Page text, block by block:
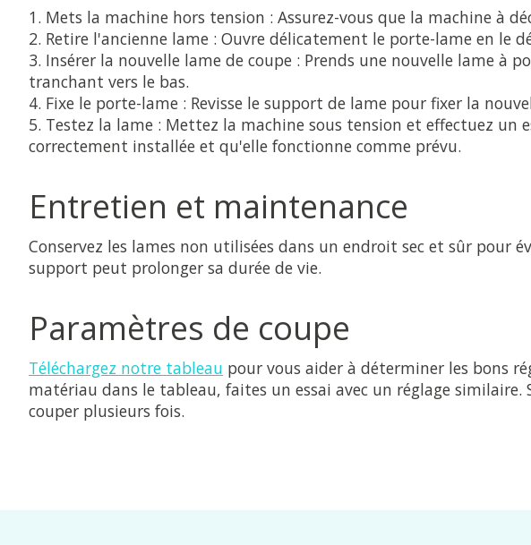
Mets la machine hors tension : Assurez-vous que la machine à
Retire l'ancienne lame : Ouvre délicatement le porte-lame en le
Insérer la nouvelle lame de coupe : Prends une nouvelle lame à
tranchant vers le bas.
Fixe le porte-lame : Revisse le support de lame pour fixer la
Testez la lame : Mettez la machine sous tension et effectuez un
correctement installée et qu'elle fonctionne comme prévu.
Entretien et maintenance
Conservez les lames non utilisées dans un endroit sec et sûr pour
support peut prolonger sa durée de vie.
Paramètres de coupe
Téléchargez notre tableau pour vous aider à déterminer les bons
matériau dans le tableau, faites un essai avec un réglage
couper plusieurs fois.